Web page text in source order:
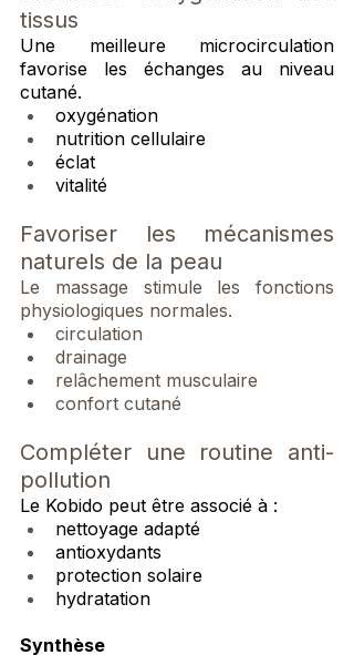
tissus
Une meilleure microcirculation
favorise les échanges au niveau
cutané.
oxygénation
nutrition cellulaire
éclat
vitalité
Favoriser les mécanismes
naturels de la peau
Le massage stimule les fonctions
physiologiques normales.
circulation
drainage
relâchement musculaire
confort cutané
Compléter une routine anti-
pollution
Le Kobido peut être associé à :
nettoyage adapté
antioxydants
protection solaire
hydratation
Synthèse